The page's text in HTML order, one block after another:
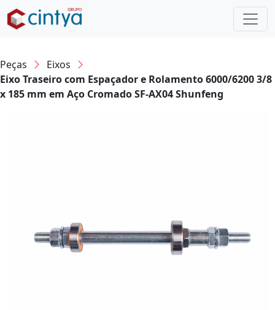
Peças
Eixos
Eixo Traseiro com Espaçador e Rolamento 6000/6200 3/8
x 185 mm em Aço Cromado SF-AX04 Shunfeng